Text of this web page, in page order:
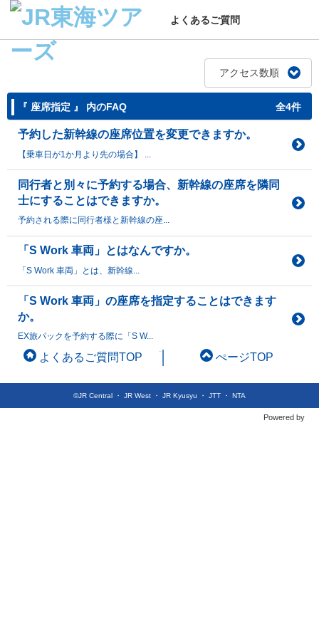
よくあるご質問
アクセス数順
『 座席指定 』 内のFAQ 全4件
予約した新幹線の座席位置を変更できますか。
【乗車日が1か月より先の場合】 ...
同行者と別々に予約する場合、新幹線の座席を隣同
士にすることはできますか。
予約される際に同行者様と新幹線の座...
「S Work 車両」とはなんですか。
「S Work 車両」とは、新幹線...
「S Work 車両」の座席を指定することはできます
か。
EX旅パックを予約する際に「S W...
©JR Central ・ JR West ・ JR Kyusyu ・ JTT ・ NTA
Powered by
よくあるご質問TOP ぺージTOP